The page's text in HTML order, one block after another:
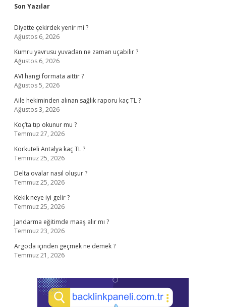
Sidebar
Son Yazılar
Diyette çekirdek yenir mi ?
Ağustos 6, 2026
Kumru yavrusu yuvadan ne zaman uçabilir ?
Ağustos 6, 2026
AVI hangi formata aittir ?
Ağustos 5, 2026
Aile hekiminden alınan sağlık raporu kaç TL ?
Ağustos 3, 2026
Koç’ta tıp okunur mu ?
Temmuz 27, 2026
Korkuteli Antalya kaç TL ?
Temmuz 25, 2026
Delta ovalar nasıl oluşur ?
Temmuz 25, 2026
Kekik neye iyi gelir ?
Temmuz 25, 2026
Jandarma eğitimde maaş alır mı ?
Temmuz 23, 2026
Argoda içinden geçmek ne demek ?
Temmuz 21, 2026